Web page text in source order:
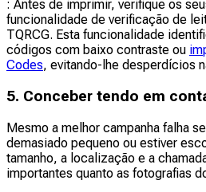
: Antes de imprimir, verifique os
funcionalidade de verificação de
TQRCG. Esta funcionalidade
códigos com baixo contraste ou
Codes, evitando-lhe desperdícios
5. Conceber tendo em
Mesmo a melhor campanha falha
demasiado pequeno ou estiver
tamanho, a localização e a
importantes quanto as fotografias